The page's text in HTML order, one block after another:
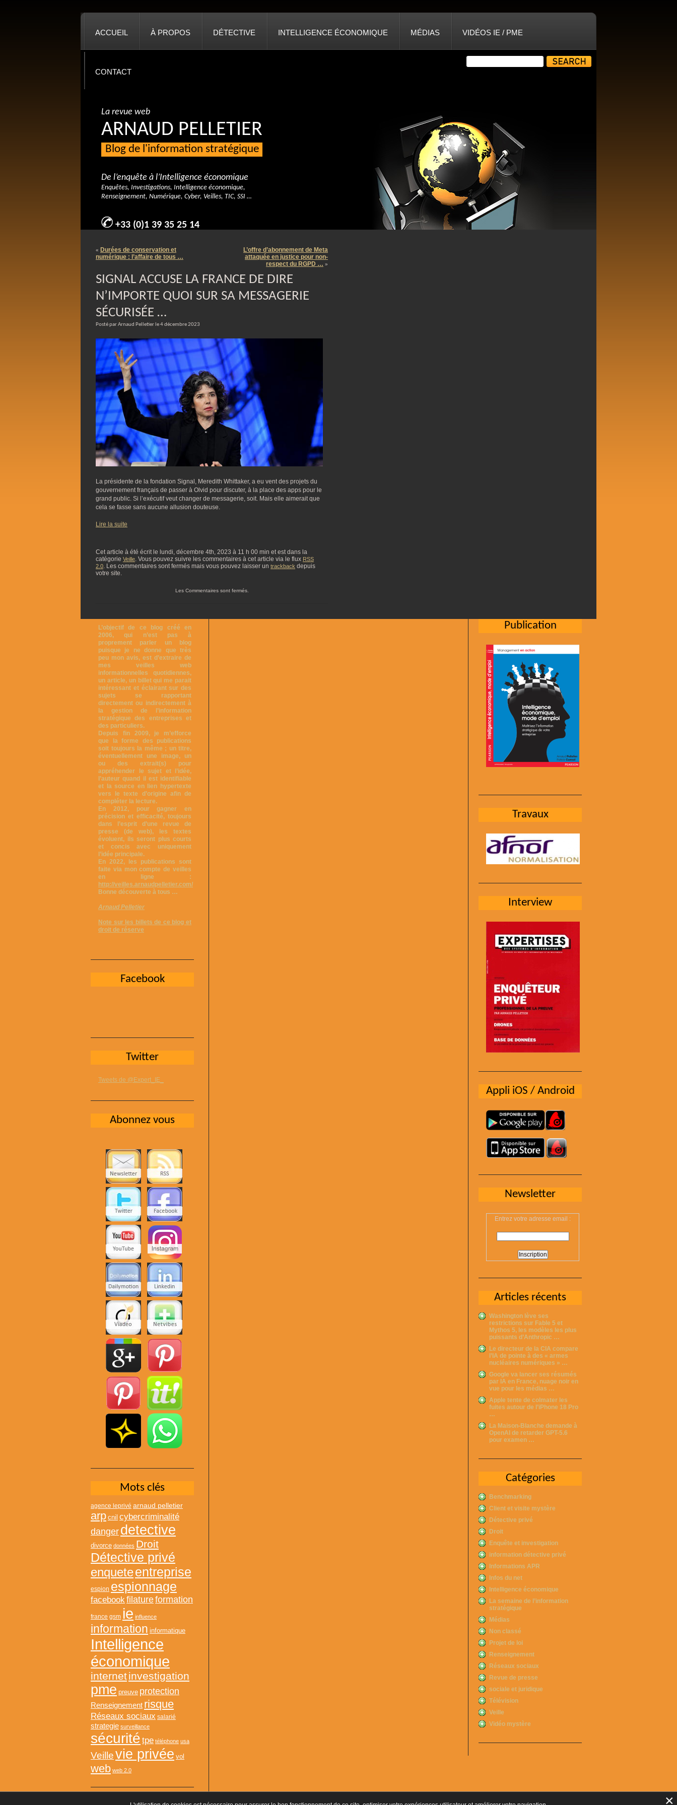
ACCUEIL À PROPOS DÉTECTIVE INTELLIGENCE ÉCONOMIQUE MÉDIAS VIDÉOS IE / PME
CONTACT
La revue web
ARNAUD PELLETIER
Blog de l'information stratégique
De l’enquête à l’Intelligence économique
Enquêtes, Investigations, Intelligence économique,
Renseignement, Numérique, Cyber, Veilles, TIC, SSI …
+33 (0)1 39 35 25 14
« Durées de conservation et
numérique : l’affaire de tous …
L’offre d’abonnement de Meta
attaquée en justice pour non-
respect du RGPD … »
SIGNAL ACCUSE LA FRANCE DE DIRE
N’IMPORTE QUOI SUR SA MESSAGERIE
SÉCURISÉE …
Posté par Arnaud Pelletier le 4 décembre 2023
La présidente de la fondation Signal, Meredith Whittaker, a eu vent des projets du
gouvernement français de passer à Olvid pour discuter, à la place des apps pour le
grand public. Si l’exécutif veut changer de messagerie, soit. Mais elle aimerait que
cela se fasse sans aucune allusion douteuse.
Lire la suite
Cet article à été écrit le lundi, décembre 4th, 2023 à 11 h 00 min et est dans la
catégorie Veille. Vous pouvez suivre les commentaires à cet article via le flux RSS
2.0. Les commentaires sont fermés mais vous pouvez laisser un trackback depuis
votre site.
Les Commentaires sont fermés.
Publication
Travaux
Interview
Appli iOS / Android
Newsletter
Entrez votre adresse email :
Articles récents
Washington lève ses
restrictions sur Fable 5 et
Mythos 5, les modèles les plus
puissants d’Anthropic …
Le directeur de la CIA compare
l’IA de pointe à des « armes
nucléaires numériques » …
Google va lancer ses résumés
par IA en France, nuage noir en
vue pour les médias …
Apple tente de colmater les
fuites autour de l’iPhone 18 Pro
…
La Maison-Blanche demande à
OpenAI de retarder GPT-5.6
pour examen …
Catégories
Benchmarking
Client et visite mystère
Détective privé
Droit
Enquête et investigation
information détective privé
Informations APR
Infos du net
Intelligence économique
La semaine de l’information
stratégique
Médias
Non classé
Projet de loi
Renseignement
Réseaux sociaux
Revue de presse
sociale et juridique
Télévision
Veille
Vidéo mystère
L’objectif de ce blog créé en
2006, qui n’est pas à
proprement parler un blog
puisque je ne donne que très
peu mon avis, est d’extraire de
mes veilles web
informationnelles quotidiennes,
un article, un billet qui me parait
intéressant et éclairant sur des
sujets se rapportant
directement ou indirectement à
la gestion de l’information
stratégique des entreprises et
des particuliers.
Depuis fin 2009, je m’efforce
que la forme des publications
soit toujours la même ; un titre,
éventuellement une image, un
ou des extrait(s) pour
appréhender le sujet et l’idée,
l’auteur quand il est identifiable
et la source en lien hypertexte
vers le texte d’origine afin de
compléter la lecture.
En 2012, pour gagner en
précision et efficacité, toujours
dans l’esprit d’une revue de
presse (de web), les textes
évoluent, ils seront plus courts
et concis avec uniquement
l’idée principale.
En 2022, les publications sont
faite via mon compte de veilles
en ligne :
http://veilles.arnaudpelletier.com/
Bonne découverte à tous …
Arnaud Pelletier
Note sur les billets de ce blog et
droit de réserve
Facebook
Twitter
Tweets de @Expert_IE_
Abonnez vous
Mots clés
agence leprivé arnaud pelletier
arp cnil cybercriminalité
danger detective
divorce données Droit
Détective privé
enqueteentreprise
espion espionnage
facebook filatureformation
france gsm ie influence
information informatique
Intelligence
économique
internetinvestigation
pme preuve protection
Renseignement risque
Réseaux sociaux salarié
strategie surveillance
sécurité tpe téléphone usa
Veillevie privée vol
web web 2.0
×